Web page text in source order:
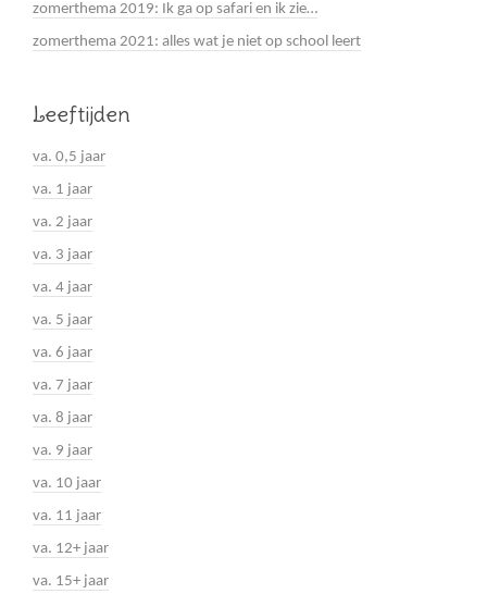
zomerthema 2019: Ik ga op safari en ik zie…
zomerthema 2021: alles wat je niet op school leert
Leeftijden
va. 0,5 jaar
va. 1 jaar
va. 2 jaar
va. 3 jaar
va. 4 jaar
va. 5 jaar
va. 6 jaar
va. 7 jaar
va. 8 jaar
va. 9 jaar
va. 10 jaar
va. 11 jaar
va. 12+ jaar
va. 15+ jaar